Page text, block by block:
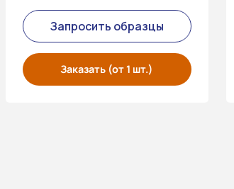
Запросить образцы
Заказать (от 1 шт.)